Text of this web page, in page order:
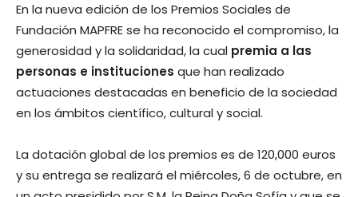
En la nueva edición de los Premios Sociales de
Fundación MAPFRE se ha reconocido el compromiso, la
generosidad y la solidaridad, la cual premia a las
personas e instituciones que han realizado
actuaciones destacadas en beneficio de la sociedad
en los ámbitos científico, cultural y social.
La dotación global de los premios es de 120,000 euros
y su entrega se realizará el miércoles, 6 de octubre, en